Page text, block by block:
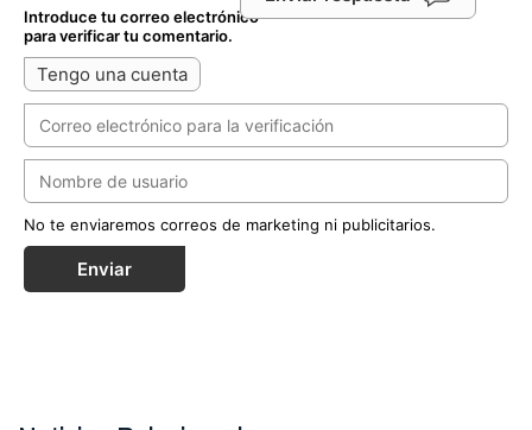
Introduce tu correo electrónico
para verificar tu comentario.
Tengo una cuenta
No te enviaremos correos de marketing ni publicitarios.
Enviar